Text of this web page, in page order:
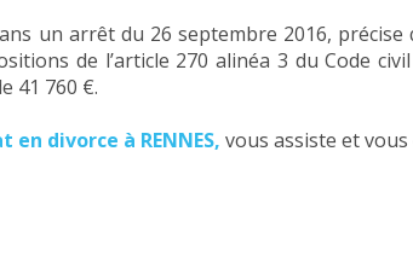
un arrêt du 26 septembre 2016, précise
de l’article 270 alinéa 3 du Code
41 760 €.
en divorce à RENNES, vous assiste et